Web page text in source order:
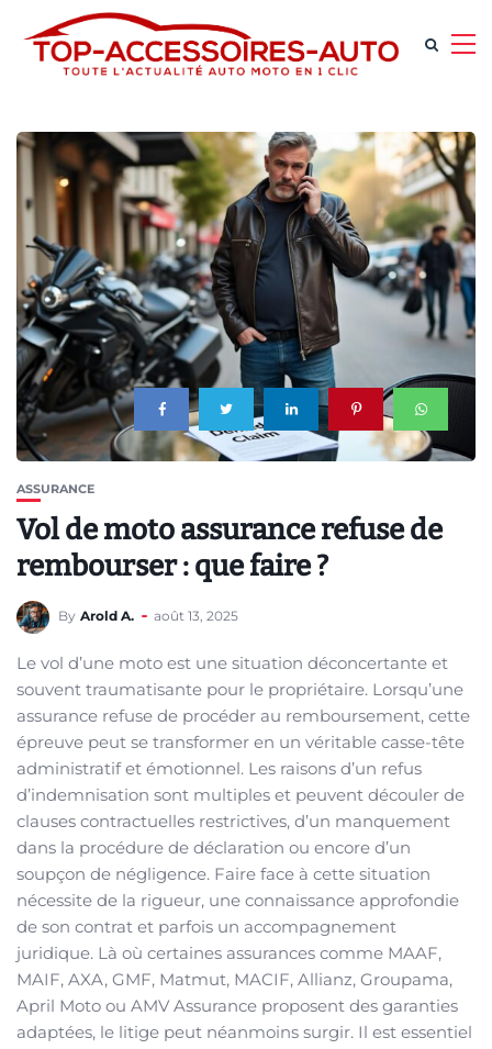
ASSURANCE
Vol de moto assurance refuse de
rembourser : que faire ?
By Arold A. août 13, 2025
Le vol d’une moto est une situation déconcertante et
souvent traumatisante pour le propriétaire. Lorsqu’une
assurance refuse de procéder au remboursement, cette
épreuve peut se transformer en un véritable casse-tête
administratif et émotionnel. Les raisons d’un refus
d’indemnisation sont multiples et peuvent découler de
clauses contractuelles restrictives, d’un manquement
dans la procédure de déclaration ou encore d’un
soupçon de négligence. Faire face à cette situation
nécessite de la rigueur, une connaissance approfondie
de son contrat et parfois un accompagnement
juridique. Là où certaines assurances comme MAAF,
MAIF, AXA, GMF, Matmut, MACIF, Allianz, Groupama,
April Moto ou AMV Assurance proposent des garanties
adaptées, le litige peut néanmoins surgir. Il est essentiel